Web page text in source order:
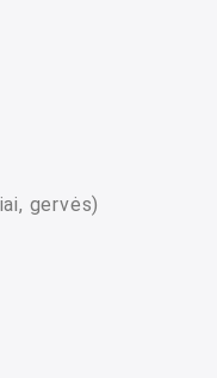
gervės)